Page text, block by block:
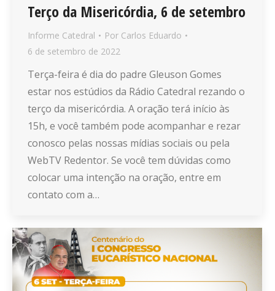
Terço da Misericórdia, 6 de setembro
Informe Catedral Por Carlos Eduardo
6 de setembro de 2022
Terça-feira é dia do padre Gleuson Gomes
estar nos estúdios da Rádio Catedral rezando o
terço da misericórdia. A oração terá início às
15h, e você também pode acompanhar e rezar
conosco pelas nossas mídias sociais ou pela
WebTV Redentor. Se você tem dúvidas como
colocar uma intenção na oração, entre em
contato com a…